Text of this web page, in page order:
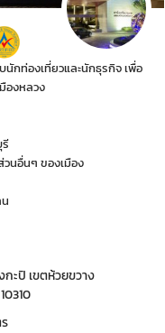
นักท่องเที่ยวและนักธุรกิจ เพื่อ
องหลวง
นอื่นๆ ของเมือง
ะปิ เขตห้วยขวาง